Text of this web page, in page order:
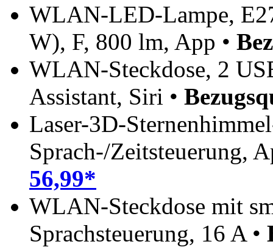
WLAN-LED-Lampe,
W), F, 800 lm, App •
WLAN-Steckdose, 2
Assistant, Siri •
Laser-3D-
Sprach-/Zeitsteuerung,
56,99*
WLAN-Steckdose mit
Sprachsteuerung, 16 A •